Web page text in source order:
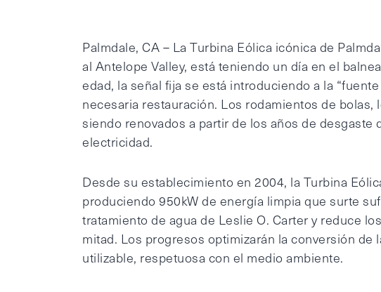
Palmdale, CA – La Turbina Eólica icónica de
al Antelope Valley, está teniendo un día en el
edad, la señal fija se está introduciendo a la
necesaria restauración. Los rodamientos de bolas,
siendo renovados a partir de los años de desgaste
electricidad.
Desde su establecimiento en 2004, la Turbina
produciendo 950kW de energía limpia que surte
tratamiento de agua de Leslie O. Carter y reduce
mitad. Los progresos optimizarán la conversión de
utilizable, respetuosa con el medio ambiente.